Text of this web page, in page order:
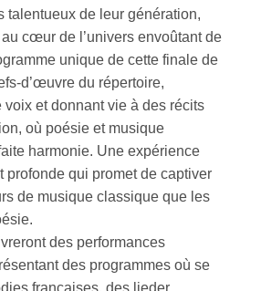
talentueux de leur génération,
cœur de l’univers envoûtant de
unique de cette finale de
d’œuvre du répertoire,
et donnant vie à des récits
où poésie et musique
harmonie. Une expérience
profonde qui promet de captiver
de musique classique que les
des performances
des programmes où se
françaises, des lieder